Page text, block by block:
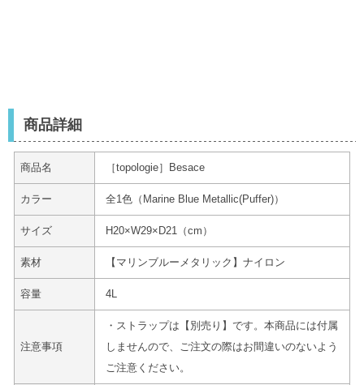
商品詳細
商品名 ［topologie］Besace
カラー 全1色（ Marine Blue Metallic(Puffer)）
サイズ H20×W29×D21（cm）
素材 【 マリンブルーメタリック】ナイロン
容量 4L
注意事項
・ストラップは【別売り】です。本商品には付属
しませんので、ご注文の際はお間違いのないよう
ご注意ください。